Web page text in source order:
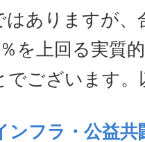
はありますが、
を上回る実質
でございます。
ンフラ・公益共